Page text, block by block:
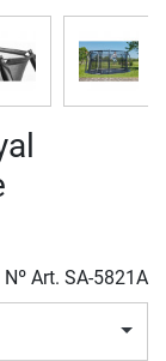
Nº Art. SA-5821A